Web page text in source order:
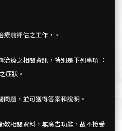
前評估之工作，。
療之相關資訊，特別是下列事項 ：
症狀。
題，並可獲得答案和說明。
相關資料，無廣告功能，故不接受